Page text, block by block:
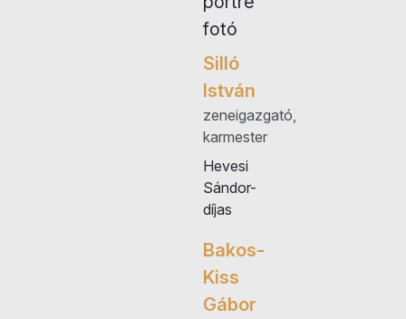
Silló
István
zeneigazgató,
karmester
Hevesi
Sándor-
díjas
Bakos-
Kiss
Gábor